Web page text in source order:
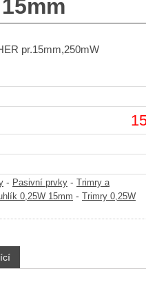
pr.15mm,250mW
- Pasivní prvky -
Trimry a
0,25W 15mm -
Trimry 0,25W